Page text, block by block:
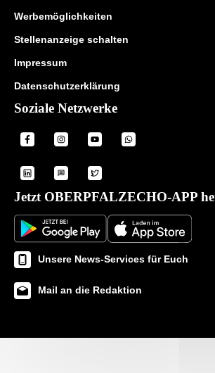
Werbemöglichkeiten
Stellenanzeige schalten
Impressum
Datenschutzerklärung
Soziale Netzwerke
Jetzt OBERPFALZECHO-APP
Unsere News-Services für Euch
Mail an die Redaktion